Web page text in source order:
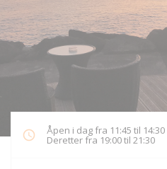
Åpen i dag fra 11:45 til 14:30
Deretter fra 19:00 til 21:30